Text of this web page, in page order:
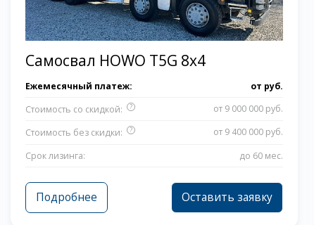
Самосвал HOWO T5G 8x4
Ежемесячный платеж: от руб.
Стоимость со скидкой:
? от 9 000 000 руб.
Стоимость без скидки: ?
от 9 400 000 руб.
Срок лизинга:
до 60 мес.
Подробнее Оставить заявку